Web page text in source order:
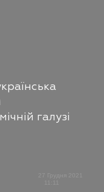
галузі
27 Грудня 2021